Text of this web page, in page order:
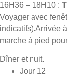
16H36 – 18H10 :
Voyager avec
indicatifs).Arrivée
marche à pied
Dîner et nuit.
Jour 12